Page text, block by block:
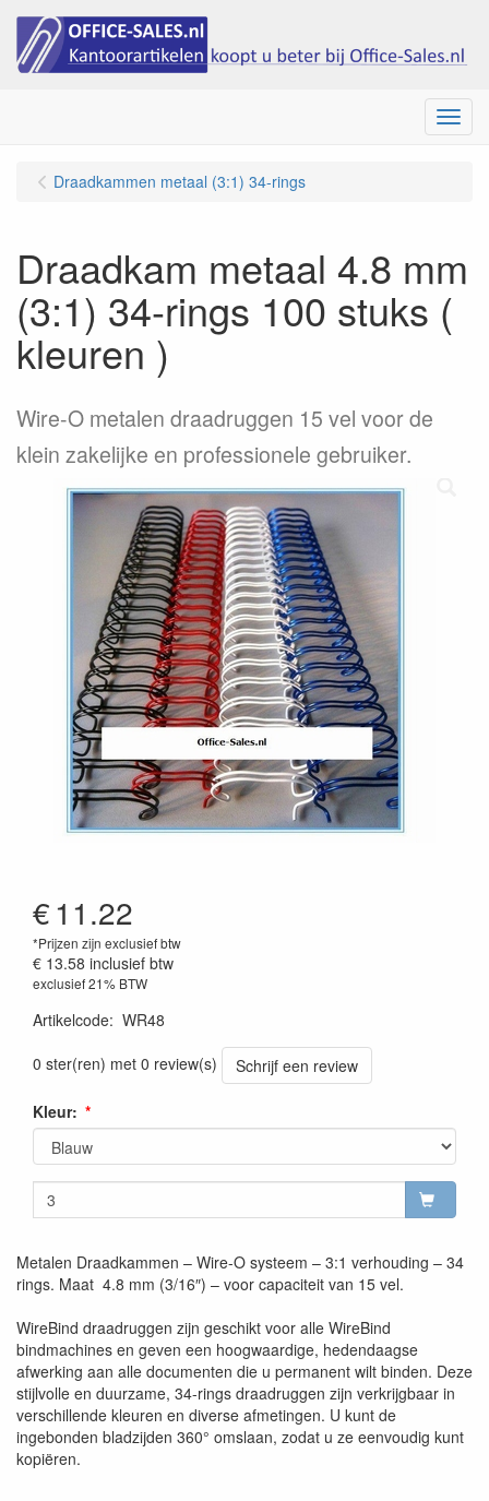
Menu
Draadkammen metaal (3:1) 34-rings
Draadkam metaal 4.8 mm
(3:1) 34-rings 100 stuks (
kleuren )
Wire-O metalen draadruggen 15 vel voor de
klein zakelijke en professionele gebruiker.
€11.22
*Prijzen zijn exclusief btw
€ 13.58 inclusief btw
exclusief 21% BTW
Artikelcode: WR48
0 ster(ren) met 0 review(s)
Schrijf een review
Kleur:
Metalen Draadkammen – Wire-O systeem – 3:1 verhouding – 34
rings. Maat 4.8 mm (3/16″) – voor capaciteit van 15 vel.
WireBind draadruggen zijn geschikt voor alle WireBind
bindmachines en geven een hoogwaardige, hedendaagse
afwerking aan alle documenten die u permanent wilt binden. Deze
stijlvolle en duurzame, 34-rings draadruggen zijn verkrijgbaar in
verschillende kleuren en diverse afmetingen. U kunt de
ingebonden bladzijden 360° omslaan, zodat u ze eenvoudig kunt
kopiëren.